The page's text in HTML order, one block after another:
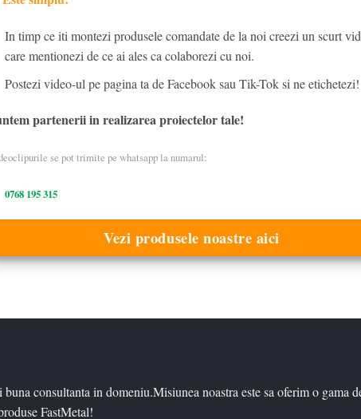
In timp ce iti montezi produsele comandate de la noi creezi un scurt
care mentionezi de ce ai ales ca colaborezi cu noi.
Postezi video-ul pe pagina ta de Facebook sau Tik-Tok si ne etichetezi!
partenerii in realizarea proiectelor tale!
se pot trimite pe whatsapp la numarul:
0768 195 315
Vezi produsele noastre aici
consultanta in domeniu.Misiunea noastra este sa oferim o gama
FastMetal!